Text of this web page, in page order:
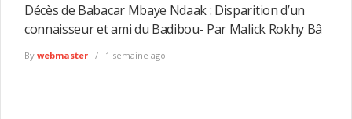
Décès de Babacar Mbaye Ndaak : Disparition d’un
connaisseur et ami du Badibou- Par Malick Rokhy Bâ
By webmaster 1 semaine ago